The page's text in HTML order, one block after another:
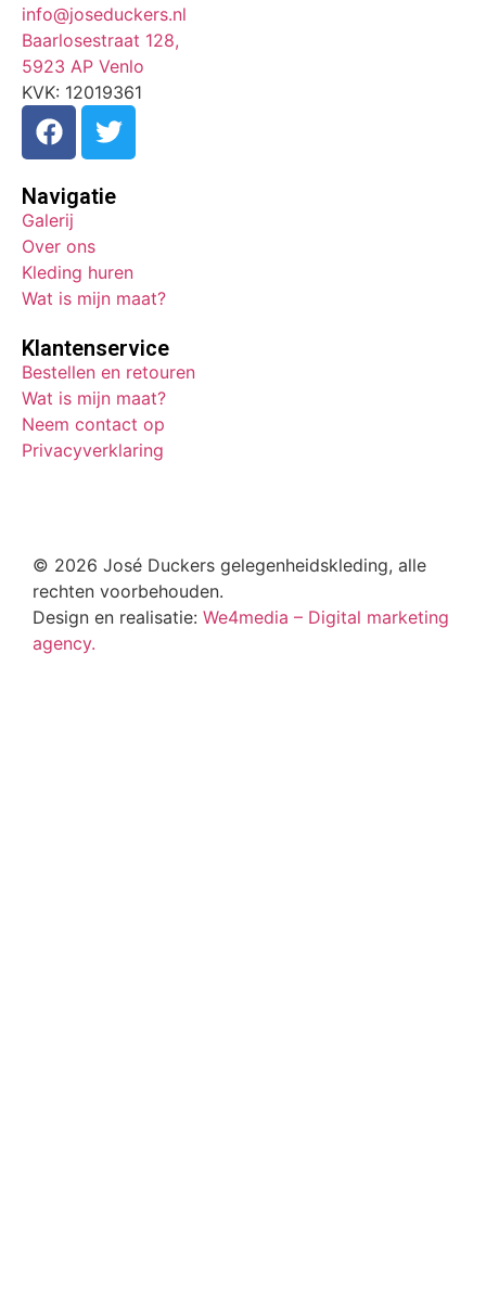
info@joseduckers.nl
Baarlosestraat 128,
5923 AP Venlo
KVK: 12019361
Navigatie
Galerij
Over ons
Kleding huren
Wat is mijn maat?
Klantenservice
Bestellen en retouren
Wat is mijn maat?
Neem contact op
Privacyverklaring
© 2026 José Duckers gelegenheidskleding, alle
rechten voorbehouden.
Design en realisatie: We4media – Digital marketing
agency.